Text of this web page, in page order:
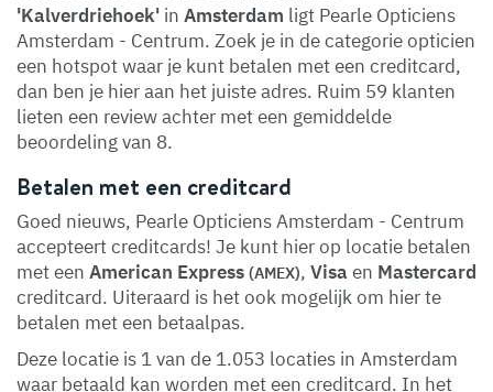
'Kalverdriehoek' in Amsterdam ligt Pearle Opticiens
Amsterdam - Centrum. Zoek je in de categorie opticien
een hotspot waar je kunt betalen met een creditcard,
dan ben je hier aan het juiste adres. Ruim 59 klanten
lieten een review achter met een gemiddelde
beoordeling van 8.
Betalen met een creditcard
Goed nieuws, Pearle Opticiens Amsterdam - Centrum
accepteert creditcards! Je kunt hier op locatie betalen
met een American Express (AMEX), Visa en Mastercard
creditcard. Uiteraard is het ook mogelijk om hier te
betalen met een betaalpas.
Deze locatie is 1 van de 1.053 locaties in Amsterdam
waar betaald kan worden met een creditcard. In het